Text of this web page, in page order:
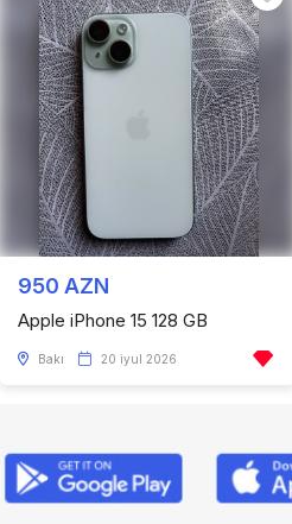
950 AZN
Apple iPhone 15 128 GB
Bakı 20 iyul 2026